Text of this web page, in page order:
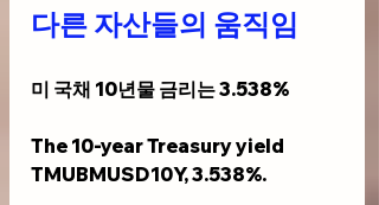
다른 자산들의 움직임
미 국채 10년물 금리는 3.538%
The 10-year Treasury yield
TMUBMUSD10Y, 3.538%.